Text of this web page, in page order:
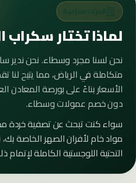
قدرات صناعية
لماذا تختار سكراب
نحن لسنا مجرد وسطاء. نحن ندير
متكاملة في الرياض، مما يتيح لنا
دون خصم عمولات وسطاء.
سواء كنت تبحث عن تصفية خردة
مواد خام لأفران الصهر الخاصة بك،
التحتية اللوجستية الكاملة لإتمام